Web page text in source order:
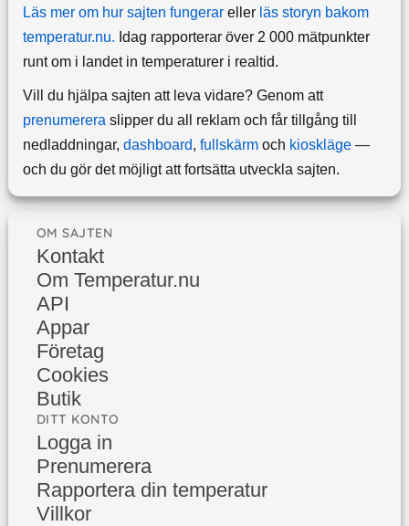
Läs mer om hur sajten fungerareller läs storyn bakom
temperatur.nu. Idag rapporterar över 2 000 mätpunkter
runt om i landet in temperaturer i realtid.
Vill du hjälpa sajten att leva vidare? Genom att
prenumereraslipper du all reklam och får tillgång till
nedladdningar, dashboard, fullskärmoch kioskläge—
och du gör det möjligt att fortsätta utveckla sajten.
OM SAJTEN
Kontakt
Om Temperatur.nu
API
Appar
Företag
Cookies
Butik
DITT KONTO
Logga in
Prenumerera
Rapportera din temperatur
Villkor